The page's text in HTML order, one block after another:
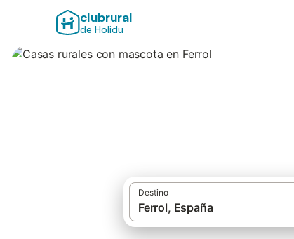
clubrural
de Holidu
Destino